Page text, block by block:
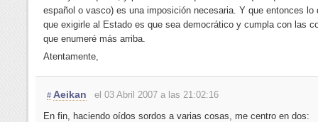
español o vasco) es una imposición necesaria. Y que entonces lo
que exigirle al Estado es que sea democrático y cumpla con las
que enumeré más arriba.
Atentamente,
# Aeikan
el 03 Abril 2007 a las 21:02:16
En fin, haciendo oídos sordos a varias cosas, me centro en dos: